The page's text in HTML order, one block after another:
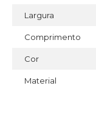
Largura
Comprimento
Cor
Material